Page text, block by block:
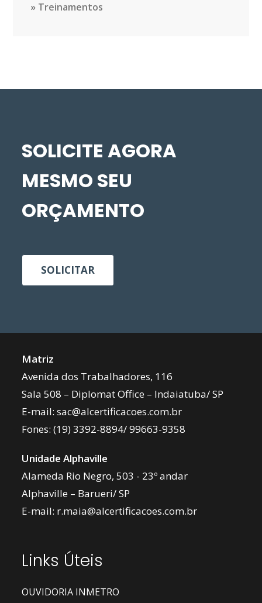
Treinamentos
SOLICITE AGORA
MESMO SEU
ORÇAMENTO
SOLICITAR
Matriz
Avenida dos Trabalhadores, 116
Sala 508 – Diplomat Office – Indaiatuba/ SP
E-mail:sac@alcertificacoes.com.br
Fones:(19) 3392-8894/99663-9358
Unidade Alphaville
Alameda Rio Negro, 503 - 23º andar
Alphaville – Barueri/ SP
E-mail: r.maia@alcertificacoes.com.br
Links Úteis
OUVIDORIA INMETRO